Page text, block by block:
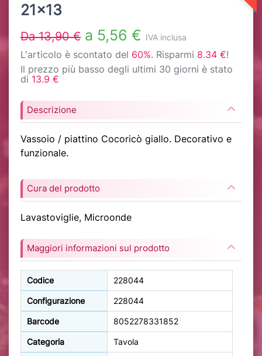
21x13
Da 13,90 € a 5,56 € IVA inclusa
L'articolo è scontato del 60%. Risparmi 8.34 €!
Il prezzo più basso degli ultimi 30 giorni è stato
di 13.9 €
Descrizione
Vassoio / piattino Cocoricò giallo. Decorativo e
funzionale.
Cura del prodotto
Lavastoviglie, Microonde
Maggiori informazioni sul prodotto
Codice 228044
Configurazione 228044
Barcode 8052278331852
Categoria Tavola